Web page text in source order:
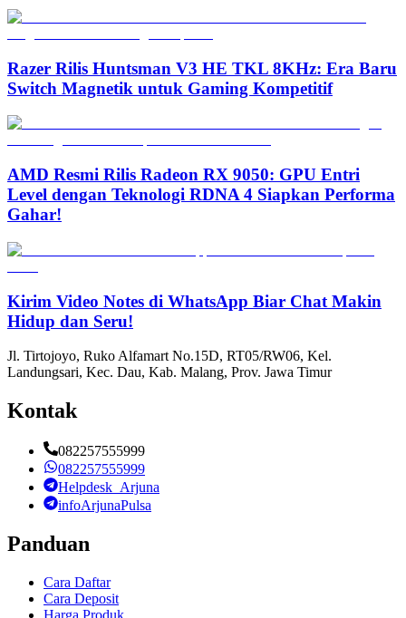
Razer Rilis Huntsman V3 HE TKL 8KHz: Era Baru
Switch Magnetik untuk Gaming Kompetitif
AMD Resmi Rilis Radeon RX 9050: GPU Entri
Level dengan Teknologi RDNA 4 Siapkan Performa
Gahar!
Kirim Video Notes di WhatsApp Biar Chat Makin
Hidup dan Seru!
Jl. Tirtojoyo, Ruko Alfamart No.15D, RT05/RW06, Kel.
Landungsari, Kec. Dau, Kab. Malang, Prov. Jawa Timur
Kontak
082257555999
082257555999
Helpdesk_Arjuna
infoArjunaPulsa
Panduan
Cara Daftar
Cara Deposit
Harga Produk